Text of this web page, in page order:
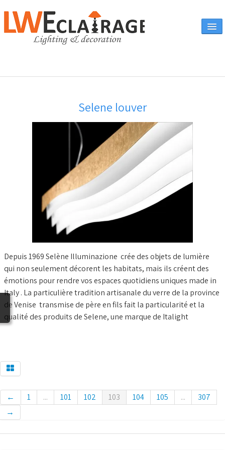
Eclairages & produits
Catalogue
Selene louver
Depuis 1969 Selène Illuminazione crée des objets de lumière
qui non seulement décorent les habitats, mais ils créent des
émotions pour rendre vos espaces quotidiens uniques made in
Italy . La particulière tradition artisanale du verre de la province
de Venise transmise de père en fils fait la particularité et la
qualité des produits de Selene, une marque de Italight
← 1 ... 101 102 103 104 105 ...
307
→